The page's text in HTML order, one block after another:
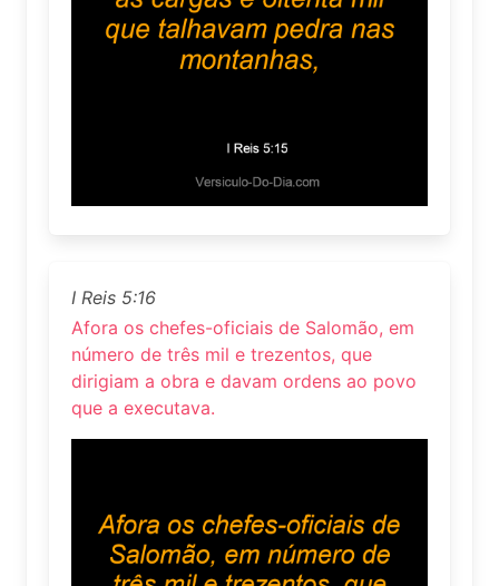
I Reis 5:16
Afora os chefes-oficiais de Salomão, em
número de três mil e trezentos, que
dirigiam a obra e davam ordens ao povo
que a executava.